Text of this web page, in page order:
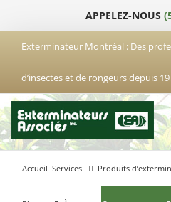
contenu
APPELEZ-NOUS
Exterminateur Montréal : Des
d’insectes et de rongeurs depuis
Accueil Services Produits